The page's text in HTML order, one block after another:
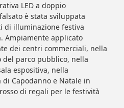
LED a doppio
è stata sviluppata
di illuminazione festiva
Ampiamente applicato
dei centri commerciali, nella
del parco pubblico, nella
espositiva, nella
Capodanno e Natale in
di regali per le festività